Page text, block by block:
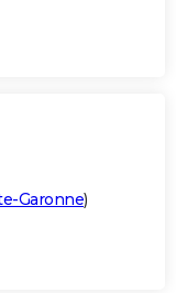
Garonne)